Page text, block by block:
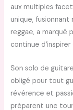
aux multiples
unique,
reggae, a marqué
continue
Son solo de
obligé pour tout
révérence et
préparent une